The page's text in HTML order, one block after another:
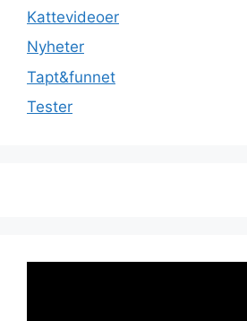
Kattevideoer
Nyheter
Tapt&funnet
Tester